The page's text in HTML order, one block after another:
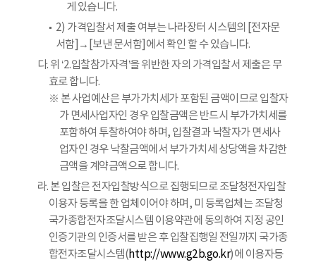
게 있습니다.
2) 가격입찰서 제출 여부는 나라장터 시스템의 [전자문
서함]→[보낸 문서함]에서 확인 할 수 있습니다.
다. 위 ‘2.입찰참가자격’을 위반한 자의 가격입찰서 제출은 무
효로 합니다.
※ 본 사업예산은 부가가치세가 포함된 금액이므로 입찰자
가 면세사업자인 경우 입찰금액은 반드시 부가가치세를
포함하여 투찰하여야 하며, 입찰결과 낙찰자가 면세사
업자인 경우 낙찰금액에서 부가가치세 상당액을 차감한
금액을 계약금액으로 합니다.
라. 본 입찰은 전자입찰방식으로 집행되므로 조달청전자입찰
이용자 등록을 한 업체이어야 하며, 미 등록업체는 조달청
국가종합전자조달시스템 이용약관에 동의하여 지정 공인
인증기관의 인증서를 받은 후 입찰집행일 전일까지 국가종
합전자조달시스템(http://www.g2b.go.kr)에 이용자등